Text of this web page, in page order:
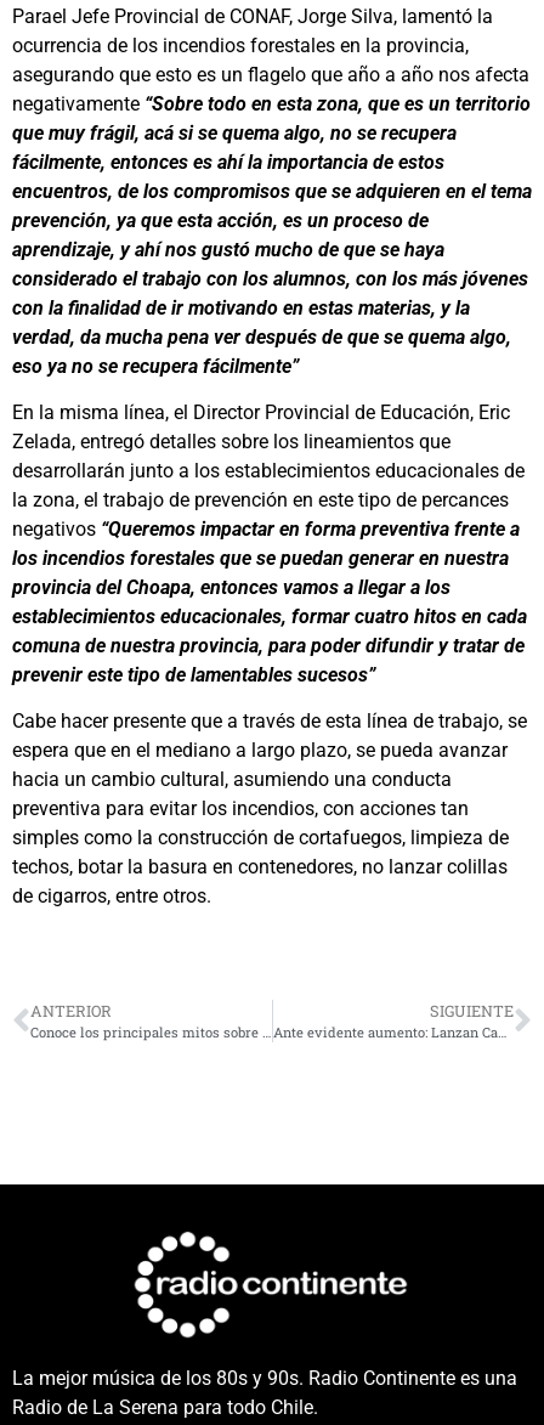
Parael Jefe Provincial de CONAF, Jorge Silva, lamentó la
ocurrencia de los incendios forestales en la provincia,
asegurando que esto es un flagelo que año a año nos afecta
negativamente “Sobre todo en esta zona, que es un territorio
que muy frágil, acá si se quema algo, no se recupera
fácilmente, entonces es ahí la importancia de estos
encuentros, de los compromisos que se adquieren en el tema
prevención, ya que esta acción, es un proceso de
aprendizaje, y ahí nos gustó mucho de que se haya
considerado el trabajo con los alumnos, con los más jóvenes
con la finalidad de ir motivando en estas materias, y la
verdad, da mucha pena ver después de que se quema algo,
eso ya no se recupera fácilmente”
En la misma línea, el Director Provincial de Educación, Eric
Zelada, entregó detalles sobre los lineamientos que
desarrollarán junto a los establecimientos educacionales de
la zona, el trabajo de prevención en este tipo de percances
negativos “Queremos impactar en forma preventiva frente a
los incendios forestales que se puedan generar en nuestra
provincia del Choapa, entonces vamos a llegar a los
establecimientos educacionales, formar cuatro hitos en cada
comuna de nuestra provincia, para poder difundir y tratar de
prevenir este tipo de lamentables sucesos”
Cabe hacer presente que a través de esta línea de trabajo, se
espera que en el mediano a largo plazo, se pueda avanzar
hacia un cambio cultural, asumiendo una conducta
preventiva para evitar los incendios, con acciones tan
simples como la construcción de cortafuegos, limpieza de
techos, botar la basura en contenedores, no lanzar colillas
de cigarros, entre otros.
ANTERIOR
Conoce los principales mitos sobre el envejecimiento
SIGUIENTE
Ante evidente aumento: Lanzan Campaña Regional de NO Agresión a Trabajadores de la salud
La mejor música de los 80s y 90s. Radio Continente es una
Radio de La Serena para todo Chile.